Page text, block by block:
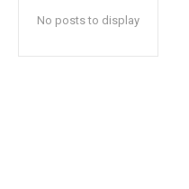
No posts to display